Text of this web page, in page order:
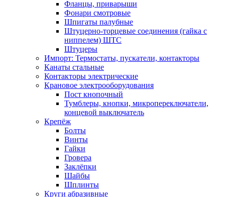
Фланцы, приварыши
Фонари смотровые
Шпигаты палубные
Штуцерно-торцевые соединения (гайка с
ниппелем) ШТС
Штуцеры
Импорт: Термостаты, пускатели, контакторы
Канаты стальные
Контакторы электрические
Крановое электрооборудования
Пост кнопочный
Тумблеры, кнопки, микропереключатели,
концевой выключатель
Крепёж
Болты
Винты
Гайки
Гровера
Заклёпки
Шайбы
Шплинты
Круги абразивные